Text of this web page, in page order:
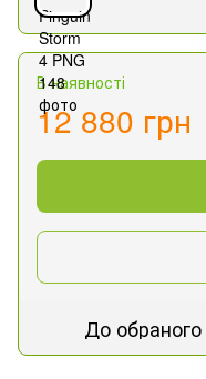
В наявності
12 880 грн
До обраного